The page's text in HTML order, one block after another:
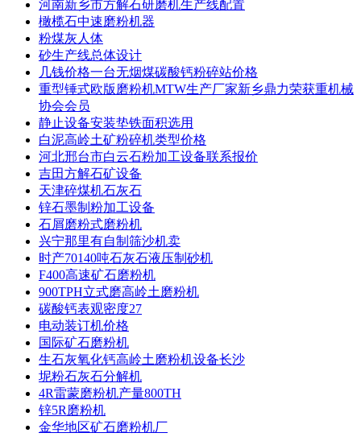
河南新乡市方解石研磨机生产线配置
橄榄石中速磨粉机器
粉煤灰人体
砂生产线总体设计
几钱价格一台无烟煤碳酸钙粉碎站价格
重型锤式欧版磨粉机MTW生产厂家新乡鼎力荣获重机械
协会会员
静止设备安装垫铁面积选用
白泥高岭土矿粉碎机类型价格
河北邢台市白云石粉加工设备联系报价
吉田方解石矿设备
天津碎煤机石灰石
锌石墨制粉加工设备
石屑磨粉式磨粉机
兴宁那里有自制筛沙机卖
时产70140吨石灰石液压制砂机
F400高速矿石磨粉机
900TPH立式磨高岭土磨粉机
碳酸钙表观密度27
电动装订机价格
国际矿石磨粉机
生石灰氧化钙高岭土磨粉机设备长沙
坭粉石灰石分解机
4R雷蒙磨粉机产量800TH
锌5R磨粉机
金华地区矿石磨粉机厂